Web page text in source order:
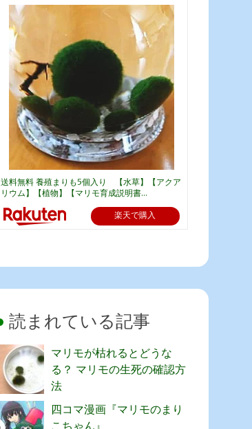
送料無料 養殖まりも5個入り 【水草】【アクア
リウム】【植物】【マリモ育成説明書...
楽天で購入
読まれている記事
マリモが枯れるとどうな
る？ マリモの生死の確認方
法
四コマ漫画『マリモのまり
こちゃん』